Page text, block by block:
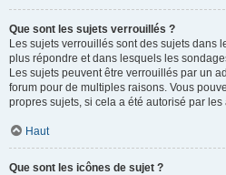
Que sont les sujets verrouillés ?
Les sujets verrouillés sont des sujets dans
plus répondre et dans lesquels les
Les sujets peuvent être verrouillés par un
forum pour de multiples raisons. Vous
propres sujets, si cela a été autorisé par
Haut
Que sont les icônes de sujet ?